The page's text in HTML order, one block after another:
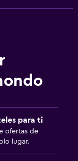
para ti
ofertas de
lugar.